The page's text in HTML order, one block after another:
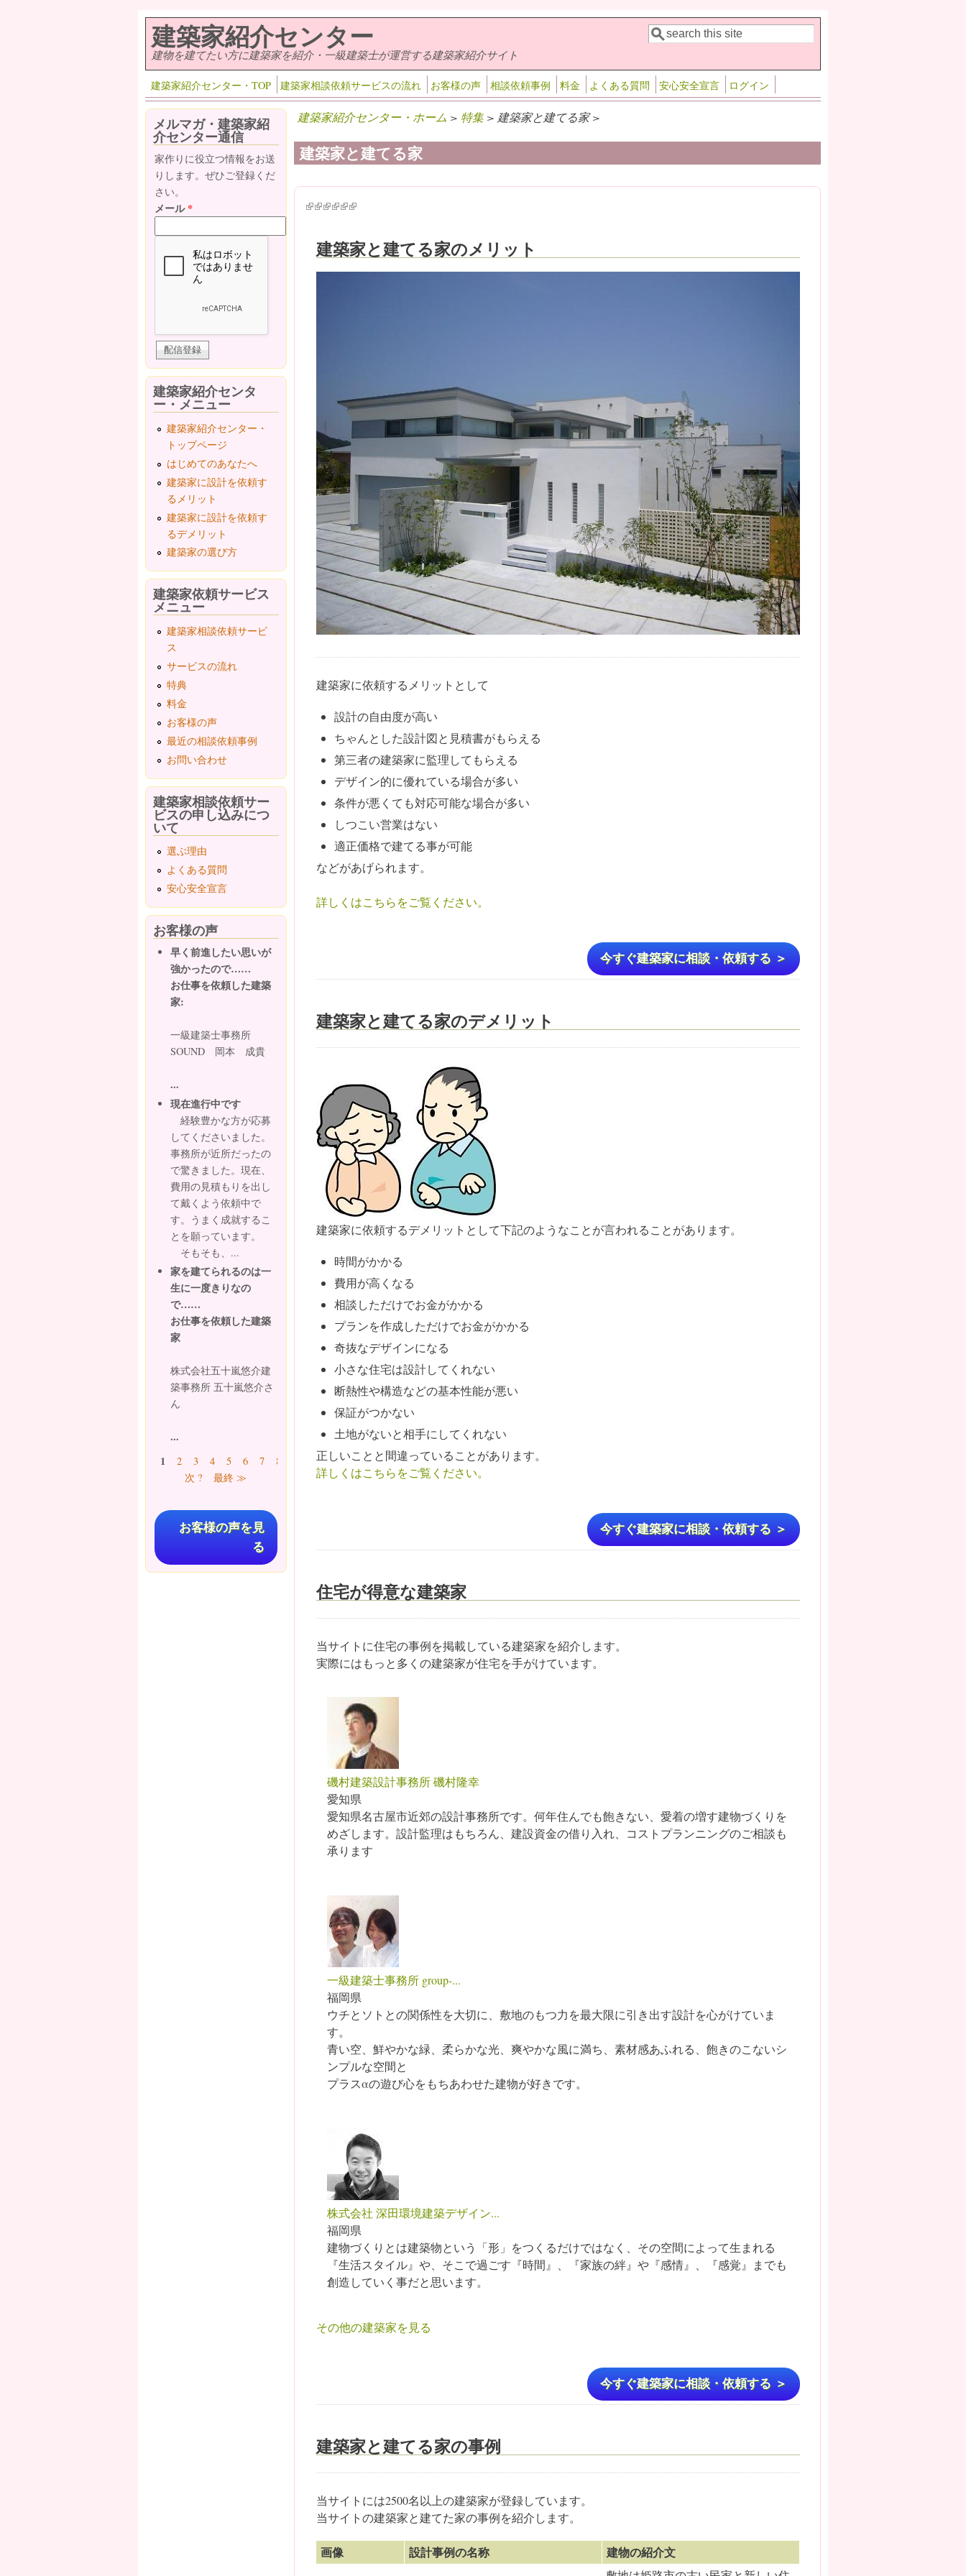
建築家紹介センター
建物を建てたい方に建築家を紹介・一級建築士が運営する建築家紹介サイト 検索フォーム
検索
建築家紹介センター・TOP 建築家相談依頼サービスの流れ お客様の声 相談依頼事例 料金 よくある質問 安心安全宣言 ログイン
建築家紹介センター・ホーム > 特集> 建築家と建てる家 >
建築家と建てる家
(link is external)
(link is external)
(link is external)
(link is external)
(link is external)
(link is external)
建築家と建てる家のメリット
建築家に依頼するメリットとして
設計の自由度が高い
ちゃんとした設計図と見積書がもらえる
第三者の建築家に監理してもらえる
デザイン的に優れている場合が多い
条件が悪くても対応可能な場合が多い
しつこい営業はない
適正価格で建てる事が可能
などがあげられます。
詳しくはこちらをご覧ください。
今すぐ建築家に相談・依頼する ＞
建築家と建てる家のデメリット
建築家に依頼するデメリットとして下記のようなことが言われることがあります。
時間がかかる
費用が高くなる
相談しただけでお金がかかる
プランを作成しただけでお金がかかる
奇抜なデザインになる
小さな住宅は設計してくれない
断熱性や構造などの基本性能が悪い
保証がつかない
土地がないと相手にしてくれない
正しいことと間違っていることがあります。
詳しくはこちらをご覧ください。
今すぐ建築家に相談・依頼する ＞
住宅が得意な建築家
当サイトに住宅の事例を掲載している建築家を紹介します。
実際にはもっと多くの建築家が住宅を手がけています。
磯村建築設計事務所 磯村隆幸
愛知県
愛知県名古屋市近郊の設計事務所です。何年住んでも飽きない、愛着の増す建物づくりを
めざします。設計監理はもちろん、建設資金の借り入れ、コストプランニングのご相談も
承ります
一級建築士事務所 group-...
福岡県
ウチとソトとの関係性を大切に、敷地のもつ力を最大限に引き出す設計を心がけていま
す。
青い空、鮮やかな緑、柔らかな光、爽やかな風に満ち、素材感あふれる、飽きのこないシ
ンプルな空間と
プラスαの遊び心をもちあわせた建物が好きです。
株式会社 深田環境建築デザイン...
福岡県
建物づくりとは建築物という「形」をつくるだけではなく、その空間によって生まれる
『生活スタイル』や、そこで過ごす『時間』、『家族の絆』や『感情』、『感覚』までも
創造していく事だと思います。
その他の建築家を見る
今すぐ建築家に相談・依頼する ＞
建築家と建てる家の事例
当サイトには2500名以上の建築家が登録しています。
当サイトの建築家と建てた家の事例を紹介します。
画像 設計事例の名称 建物の紹介文
メルマガ・建築家紹
介センター通信
家作りに役立つ情報をお送
りします。ぜひご登録くだ
さい。
メール*
建築家紹介センタ
ー・メニュー
建築家紹介センター・
トップページ
はじめてのあなたへ
建築家に設計を依頼す
るメリット
建築家に設計を依頼す
るデメリット
建築家の選び方
建築家依頼サービス
メニュー
建築家相談依頼サービ
ス
サービスの流れ
特典
料金
お客様の声
最近の相談依頼事例
お問い合わせ
建築家相談依頼サー
ビスの申し込みにつ
いて
選ぶ理由
よくある質問
安心安全宣言
お客様の声
早く前進したい思いが
強かったので……
お仕事を依頼した建築
家:
一級建築士事務所
SOUND 岡本 成貴
...
現在進行中です
経験豊かな方が応募
してくださいました。
事務所が近所だったの
で驚きました。現在、
費用の見積もりを出し
て戴くよう依頼中で
す。うまく成就するこ
とを願っています。
そもそも、...
家を建てられるのは一
生に一度きりなの
で……
お仕事を依頼した建築
家
株式会社五十嵐悠介建
築事務所 五十嵐悠介さ
ん
...
ページ
1 2 3 4 5 6 7 8
次 ?
最終 ≫
お客様の声を見
る